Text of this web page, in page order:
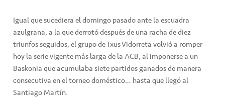
Igual que sucediera el domingo pasado ante la escuadra
azulgrana, a la que derrotó después de una racha de diez
triunfos seguidos, el grupo de Txus Vidorreta volvió a romper
hoy la serie vigente más larga de la ACB, al imponerse a un
Baskonia que acumulaba siete partidos ganados de manera
consecutiva en el torneo doméstico… hasta que llegó al
Santiago Martín.